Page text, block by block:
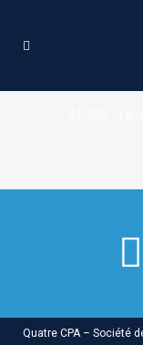
Quatre CPA – Société